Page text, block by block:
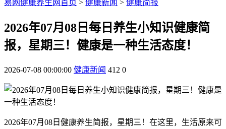
易网健康养生网首页 > 健康新闻 > 健康简报
2026年07月08日每日养生小知识健康简
报，星期三！健康是一种生活态度！
2026-07-08 00:00:00 健康新闻 412 0
2026年07月08日健康养生简报，星期三！在这里，生活原来可